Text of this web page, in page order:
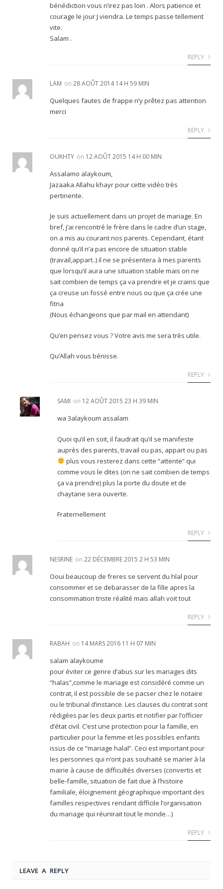
bénédiction vous n’irez pas loin . Alors patience et
courage le jour J viendra. Le temps passe tellement
vite.
Salam .
REPLY
LAM on 28 AOÛT 2014 14 H 59 MIN
Quelques fautes de frappe n’y prêtez pas attention
merci
REPLY
OUKHTY on 12 AOÛT 2015 14 H 00 MIN
Assalamo alaykoum,
Jazaaka Allahu khayr pour cette vidéo très
pertinente.
Je suis actuellement dans un projet de mariage. En
bref, j’ai rencontré le frère dans le cadre d’un stage,
on a mis au courant nos parents. Cependant, étant
donné qu’il n’a pas encore de situation stable
(travail,appart..) il ne se présentera à mes parents
que lorsqu’il aura une situation stable mais on ne
sait combien de temps ça va prendre et je crains que
ça creuse un fossé entre nous ou que ça crée une
fitna
(Nous échangeons que par mail en attendant)
Qu’en pensez vous ? Votre avis me sera très utile.
Qu’Allah vous bénisse.
REPLY
SAMI on 12 AOÛT 2015 23 H 39 MIN
wa 3alaykoum assalam
Quoi qu’il en soit, il faudrait qu’il se manifeste
auprès des parents, travail ou pas, appart ou pas
plus vous resterez dans cette “attente” qui
comme vous le dites (on ne sait combien de temps
ça va prendre) plus la porte du doute et de
chaytane sera ouverte.
Fraternellement
REPLY
NESRINE on 22 DÉCEMBRE 2015 2 H 53 MIN
Ooui beaucoup de freres se servent du hlal pour
consommer et se debarasser de la fille apres la
consommation triste réalité mais allah voit tout
REPLY
RABAH on 14 MARS 2016 11 H 07 MIN
salam alaykoume
pour éviter ce genre d’abus sur les mariages dits
“halas”,comme le mariage est considéré comme un
contrat, il est possible de se pacser chez le notaire
ou le tribunal d’instance. Les clauses du contrat sont
rédigées par les deux partis et notifier par l’officier
d’état civil. C’est une protection pour la famille, en
particulier pour la femme et les possibles enfants
issus de ce “mariage halal”. Ceci est important pour
les personnes qui n’ont pas souhaité se marier à la
mairie à cause de difficultés diverses (convertis et
belle-famille, situation de fait due à l’histoire
familiale, éloignement géographique important des
familles respectives rendant difficile l’organisation
du mariage qui réunirait tout le monde…)
REPLY
LEAVE A REPLY